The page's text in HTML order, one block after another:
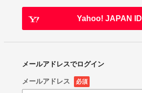
Yahoo! JAPAN ID
メールアドレスでログイン
メールアドレス 必須